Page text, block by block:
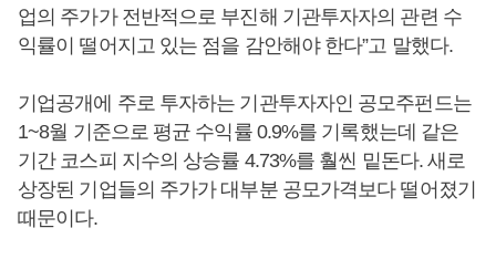
업의 주가가 전반적으로 부진해 기관투자자의 관련 수
익률이 떨어지고 있는 점을 감안해야 한다”고 말했다.
기업공개에 주로 투자하는 기관투자자인 공모주펀드는
1~8월 기준으로 평균 수익률 0.9%를 기록했는데 같은
기간 코스피 지수의 상승률 4.73%를 훨씬 밑돈다. 새로
상장된 기업들의 주가가 대부분 공모가격보다 떨어졌기
때문이다.